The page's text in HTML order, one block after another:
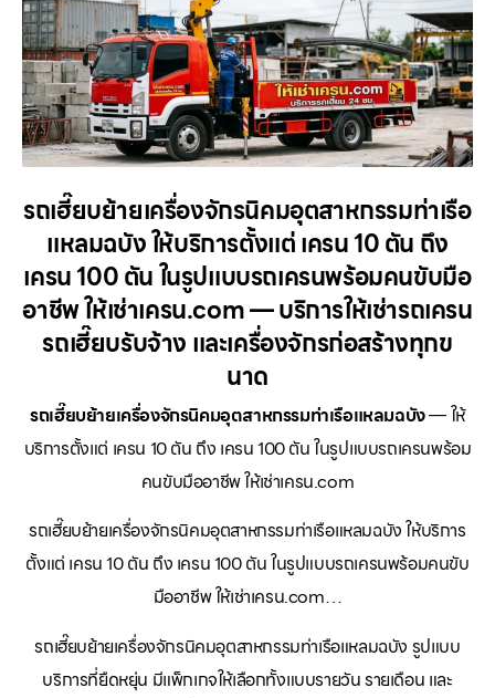
รถเฮี๊ยบย้ายเครื่องจักรนิคมอุตสาหกรรมท่าเรือ
แหลมฉบัง ให้บริการตั้งแต่ เครน 10 ตัน ถึง
เครน 100 ตัน ในรูปแบบรถเครนพร้อมคนขับมือ
อาชีพ ให้เช่าเครน.com — บริการให้เช่ารถเครน
รถเฮี๊ยบรับจ้าง และเครื่องจักรก่อสร้างทุกข
นาด
รถเฮี๊ยบย้ายเครื่องจักรนิคมอุตสาหกรรมท่าเรือแหลมฉบัง— ให้
บริการตั้งแต่ เครน 10 ตัน ถึง เครน 100 ตัน ในรูปแบบรถเครนพร้อม
คนขับมืออาชีพ ให้เช่าเครน.com
รถเฮี๊ยบย้ายเครื่องจักรนิคมอุตสาหกรรมท่าเรือแหลมฉบัง ให้บริการ
ตั้งแต่ เครน 10 ตัน ถึง เครน 100 ตัน ในรูปแบบรถเครนพร้อมคนขับ
มืออาชีพ ให้เช่าเครน.com…
รถเฮี๊ยบย้ายเครื่องจักรนิคมอุตสาหกรรมท่าเรือแหลมฉบัง รูปแบบ
บริการที่ยืดหยุ่น มีแพ็กเกจให้เลือกทั้งแบบรายวัน รายเดือน และ